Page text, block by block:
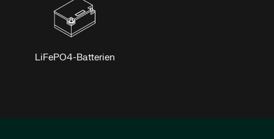
LiFePO4-Batterien